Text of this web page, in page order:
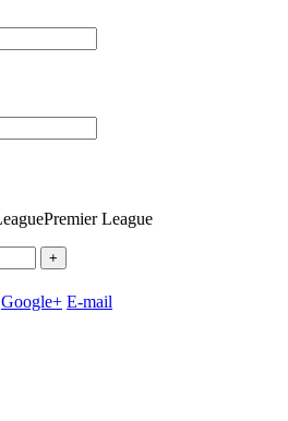
Premier League
+
Google+ E-mail